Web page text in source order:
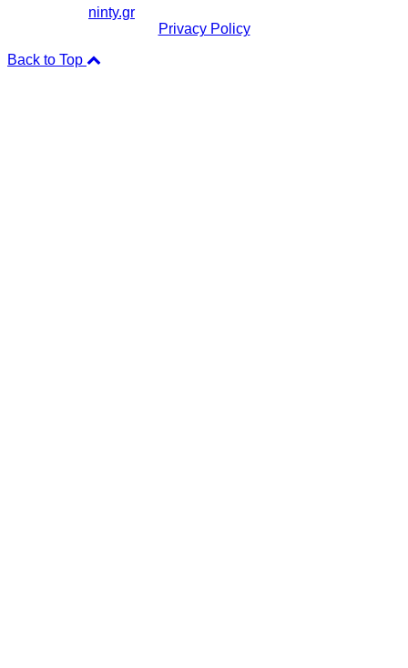
ninty.gr
Privacy Policy
Back to Top